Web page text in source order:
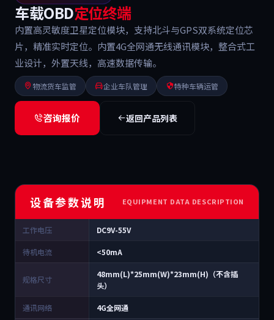
车载OBD定位终端
内置高灵敏度卫星定位模块，支持北斗与GPS双系统定位芯
片，精准实时定位。内置4G全网通无线通讯模块，整合式工
业设计，外置天线，高速数据传输。
物流货车监管 企业车队管理 特种车辆运管
咨询报价 返回产品列表
设备参数说明 EQUIPMENT DATA DESCRIPTION
工作电压 DC9V-55V
待机电流 <50mA
规格尺寸
48mm(L)*25mm(W)*23mm(H)（不含插
头）
通讯网络 4G全网通